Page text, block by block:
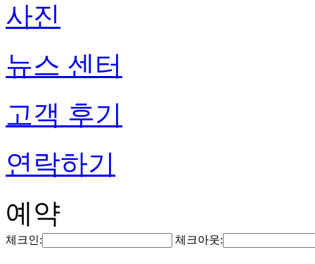
사진
뉴스 센터
고객 후기
연락하기
예약
체크인: 체크아웃: